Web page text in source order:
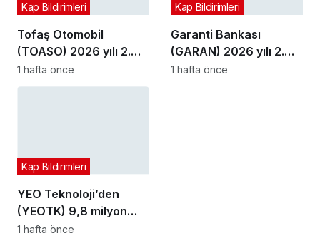
Tofaş Otomobil
(TOASO) 2026 yılı 2.
çeyrek bilançosunu
açıkladı
Kap Bildirimleri
1 hafta önce
Garanti Bankası
(GARAN) 2026 yılı 2.
çeyrek bilançosunu
Kap Bildirimleri
1 hafta önce
YEO Teknoloji’den
(YEOTK) 9,8 milyon
dolarlık sözleşme
Kap Bildirimleri
1 hafta önce